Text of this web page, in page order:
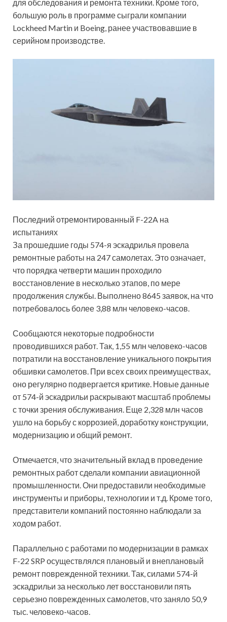
для обследования и ремонта техники. Кроме того,
большую роль в программе сыграли компании
Lockheed Martin и Boeing, ранее участвовавшие в
серийном производстве.
Последний отремонтированный F-22A на
испытаниях
За прошедшие годы 574-я эскадрилья провела
ремонтные работы на 247 самолетах. Это означает,
что порядка четверти машин проходило
восстановление в несколько этапов, по мере
продолжения службы. Выполнено 8645 заявок, на что
потребовалось более 3,88 млн человеко-часов.
Сообщаются некоторые подробности
проводившихся работ. Так, 1,55 млн человеко-часов
потратили на восстановление уникального покрытия
обшивки самолетов. При всех своих преимуществах,
оно регулярно подвергается критике. Новые данные
от 574-й эскадрильи раскрывают масштаб проблемы
с точки зрения обслуживания. Еще 2,328 млн часов
ушло на борьбу с коррозией, доработку конструкции,
модернизацию и общий ремонт.
Отмечается, что значительный вклад в проведение
ремонтных работ сделали компании авиационной
промышленности. Они предоставили необходимые
инструменты и приборы, технологии и т.д. Кроме того,
представители компаний постоянно наблюдали за
ходом работ.
Параллельно с работами по модернизации в рамках
F-22 SRP осуществлялся плановый и внеплановый
ремонт поврежденной техники. Так, силами 574-й
эскадрильи за несколько лет восстановили пять
серьезно поврежденных самолетов, что заняло 50,9
тыс. человеко-часов.